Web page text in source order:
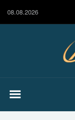
08.08.2026